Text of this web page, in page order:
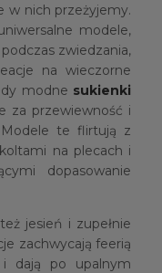
w nich przeżyjemy.
modele,
zwiedzania,
na wieczorne
modne sukienki
za przewiewność i
te flirtują z
na plecach i
dopasowanie
jesień i zupełnie
zachwycają feerią
i dają po upalnym